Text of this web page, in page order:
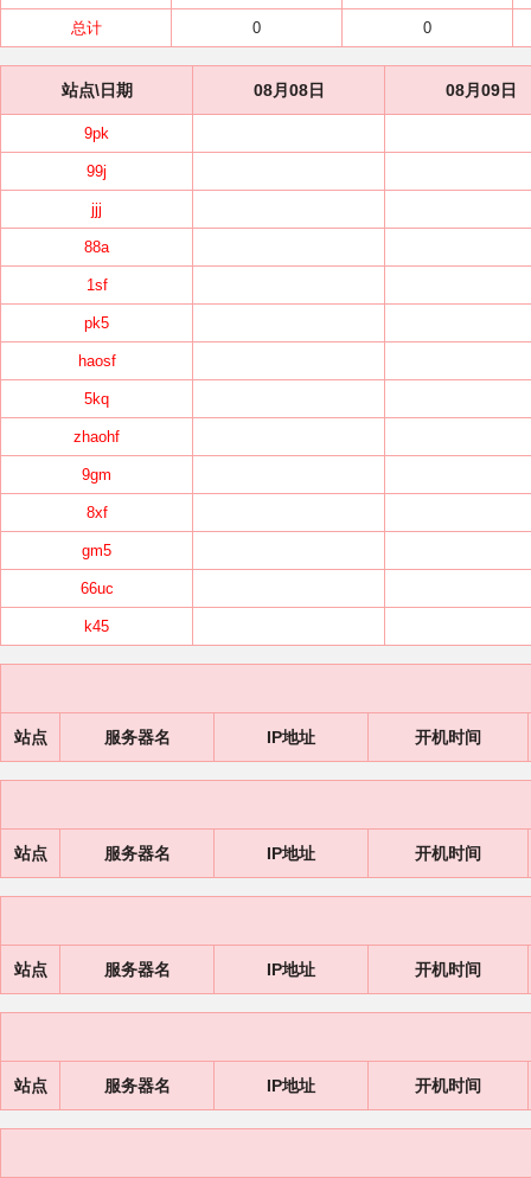
总计 0 0
站点\日期 08月08日 08月09日
9pk
99j
jjj
88a
1sf
pk5
haosf
5kq
zhaohf
9gm
8xf
gm5
66uc
k45
站点 服务器名 IP地址 开机时间
站点 服务器名 IP地址 开机时间
站点 服务器名 IP地址 开机时间
站点 服务器名 IP地址 开机时间